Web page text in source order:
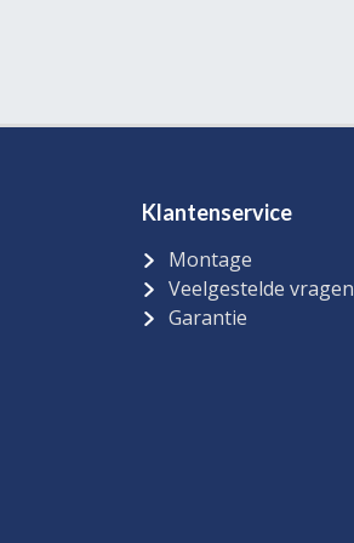
Klantenservice
Montage
Veelgestelde vragen
Garantie